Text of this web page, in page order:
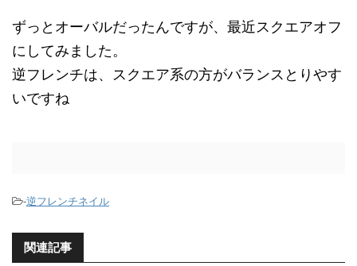
ずっとオーバルだったんですが、最近スクエアオフ
にしてみました。
逆フレンチは、スクエア系の方がバランスとりやす
いですね
-逆フレンチネイル
関連記事